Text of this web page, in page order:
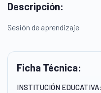
Ficha Técnica:
INSTITUCIÓN EDUCATIVA:
Descripción:
Sesión de aprendizaje